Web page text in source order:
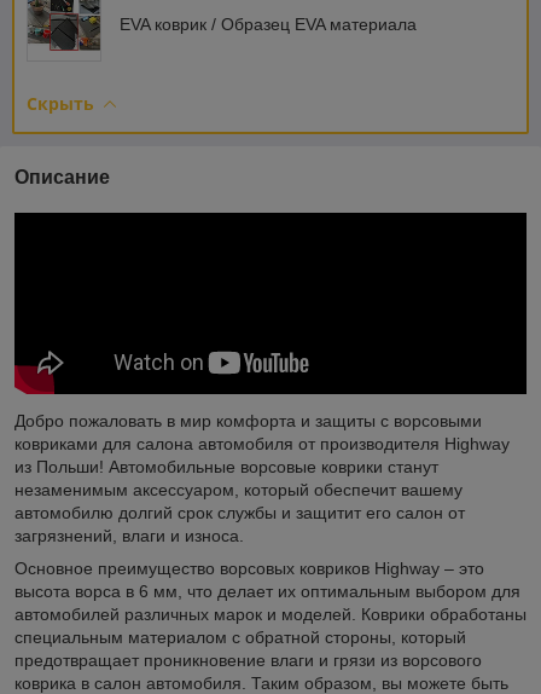
EVA коврик / Образец EVA материала
Скрыть
Описание
Добро пожаловать в мир комфорта и защиты с ворсовыми
ковриками для салона автомобиля от производителя Highway
из Польши! Автомобильные ворсовые коврики станут
незаменимым аксессуаром, который обеспечит вашему
автомобилю долгий срок службы и защитит его салон от
загрязнений, влаги и износа.
Основное преимущество ворсовых ковриков Highway – это
высота ворса в 6 мм, что делает их оптимальным выбором для
автомобилей различных марок и моделей. Коврики обработаны
специальным материалом с обратной стороны, который
предотвращает проникновение влаги и грязи из ворсового
коврика в салон автомобиля. Таким образом, вы можете быть